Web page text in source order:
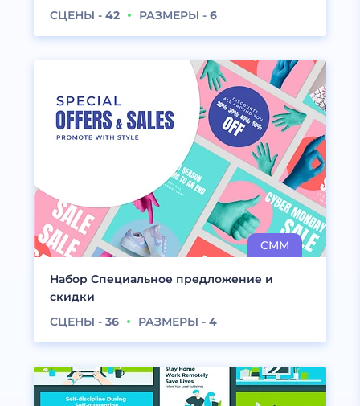
СЦЕНЫ - 42 РАЗМЕРЫ - 6
Набор Специальное предложение и
скидки
СЦЕНЫ - 36 РАЗМЕРЫ - 4